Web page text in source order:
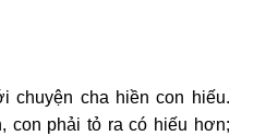
chuyện cha hiền con hiếu.
con phải tỏ ra có hiếu hơn;